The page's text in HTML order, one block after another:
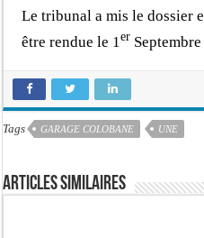
Le tribunal a mis le dossier
être rendue le 1er
Tags GARAGE COLOBANE UNE
Articles similaires